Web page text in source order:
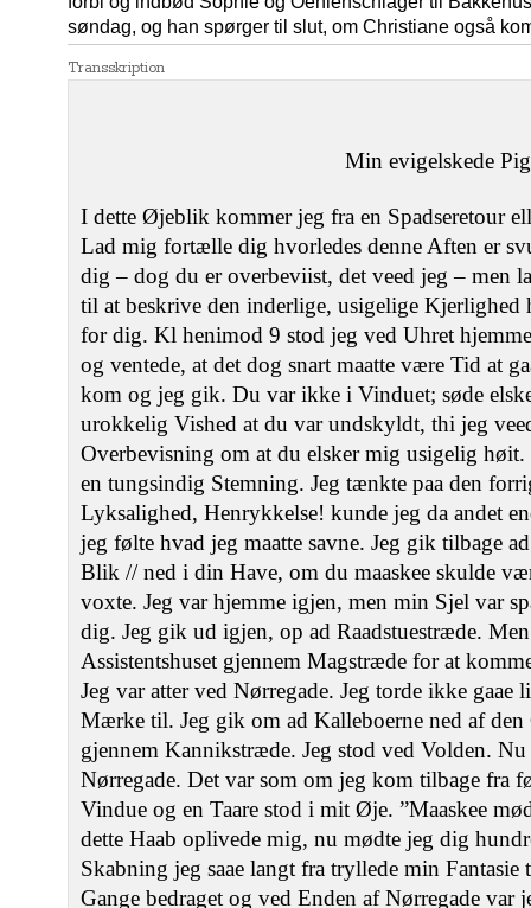
søndag, og han spørger til slut, om Christiane også
Transskription
Min evigelskede
I dette Øjeblik kommer jeg fra en Spadseretour
Lad mig fortælle dig hvorledes denne Aften er
dig – dog du er overbeviist, det veed jeg – men
til at beskrive den inderlige, usigelige
for dig. Kl henimod 9 stod jeg ved Uhret
og ventede, at det dog snart maatte være Tid at
kom og jeg gik. Du var ikke i Vinduet; søde
urokkelig Vished at du var undskyldt, thi jeg
Overbevisning om at du elsker mig usigelig
en tungsindig Stemning. Jeg tænkte paa den
Lyksalighed, Henrykkelse! kunde jeg da andet
jeg følte hvad jeg maatte savne. Jeg gik tilbage
Blik // ned i din Have, om du maaskee skulde
voxte. Jeg var hjemme igjen, men min Sjel var
dig. Jeg gik ud igjen, op ad Raadstuestræde.
Assistentshuset gjennem Magstræde for at
Jeg var atter ved Nørregade. Jeg torde ikke
Mærke til. Jeg gik om ad Kalleboerne ned af den
gjennem Kannikstræde. Jeg stod ved Volden.
Nørregade. Det var som om jeg kom tilbage fra
Vindue og en Taare stod i mit Øje. ”Maaskee
dette Haab oplivede mig, nu mødte jeg dig
Skabning jeg saae langt fra tryllede min
Gange bedraget og ved Enden af Nørregade var